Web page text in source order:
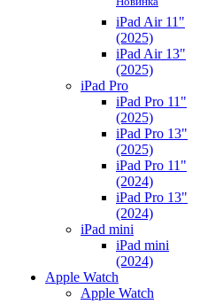
iPad Air 11"
(2025)
iPad Air 13"
(2025)
iPad Pro
iPad Pro 11"
(2025)
iPad Pro 13"
(2025)
iPad Pro 11"
(2024)
iPad Pro 13"
(2024)
iPad mini
iPad mini
(2024)
Apple Watch
Apple Watch